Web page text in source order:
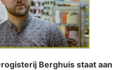
Berghuis staat aan